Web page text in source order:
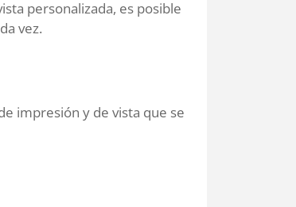
personalizada, es posible
vez.
impresión y de vista que se